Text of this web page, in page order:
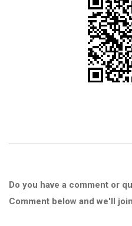
Do you have a comment or
Comment below and we'll